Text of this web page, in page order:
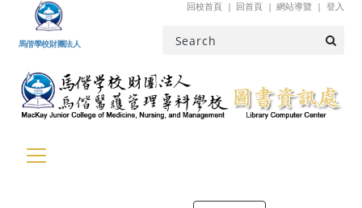
跳到主要內容
馬偕學校財團法人
回校首頁 回首頁 網站導覽 登入